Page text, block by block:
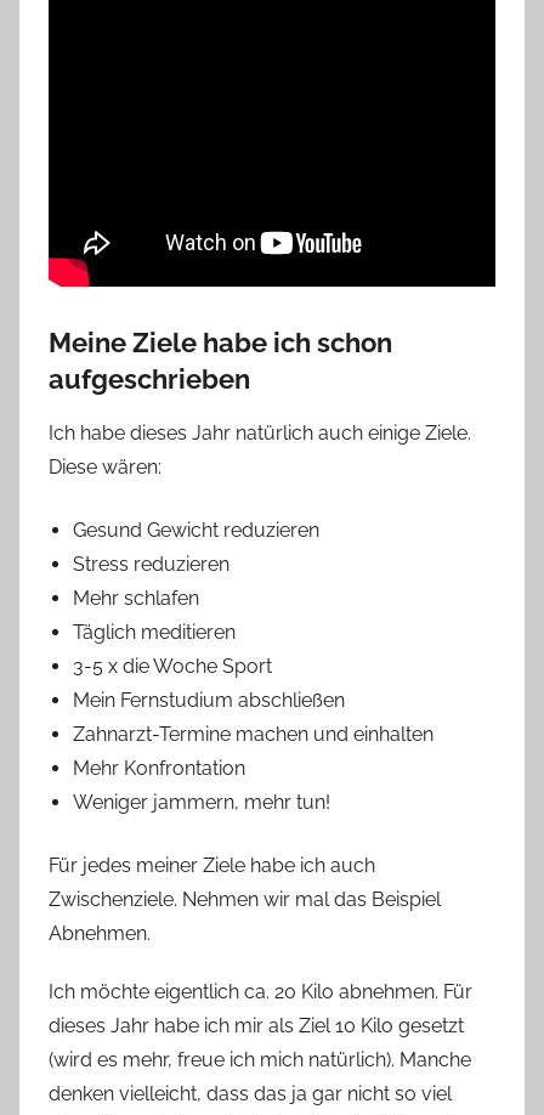
Meine Ziele habe ich schon
aufgeschrieben
Ich habe dieses Jahr natürlich auch einige Ziele.
Diese wären:
Gesund Gewicht reduzieren
Stress reduzieren
Mehr schlafen
Täglich meditieren
3-5 x die Woche Sport
Mein Fernstudium abschließen
Zahnarzt-Termine machen und einhalten
Mehr Konfrontation
Weniger jammern, mehr tun!
Für jedes meiner Ziele habe ich auch
Zwischenziele. Nehmen wir mal das Beispiel
Abnehmen.
Ich möchte eigentlich ca. 20 Kilo abnehmen. Für
dieses Jahr habe ich mir als Ziel 10 Kilo gesetzt
(wird es mehr, freue ich mich natürlich). Manche
denken vielleicht, dass das ja gar nicht so viel